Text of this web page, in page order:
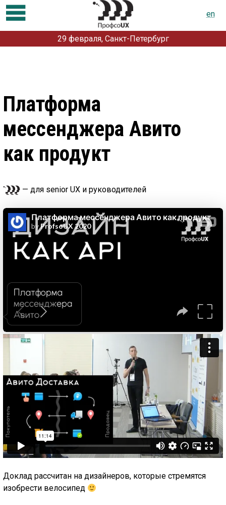
en
Программа
Партнерам
О конференции
Контакты
2019
2018 2017 2016 2015 2014 2013 2012
29 февраля, Санкт-Петербург
Платформа
мессенджера Авито
как продукт
— для senior UX и руководителей
Доклад рассчитан на дизайнеров, которые стремятся
изобрести велосипед